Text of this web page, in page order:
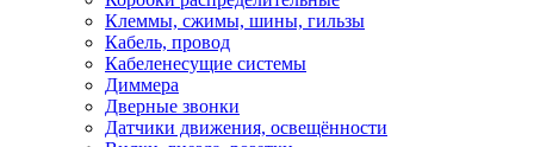
Клеммы, сжимы, шины, гильзы
Кабель, провод
Кабеленесущие системы
Диммера
Дверные звонки
Датчики движения, освещённости